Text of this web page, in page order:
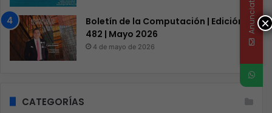
Boletín de la Computación | Edición
482 | Mayo 2026
4 de mayo de 2026
CATEGORÍAS
×
Anunciate